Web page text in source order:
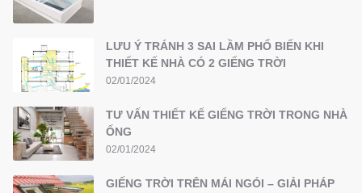
LƯU Ý TRÁNH 3 SAI LẦM PHỔ BIẾN KHI
THIẾT KẾ NHÀ CÓ 2 GIẾNG TRỜI
02/01/2024
TƯ VẤN THIẾT KẾ GIẾNG TRỜI TRONG NHÀ
ỐNG
02/01/2024
GIẾNG TRỜI TRÊN MÁI NGÓI – GIẢI PHÁP